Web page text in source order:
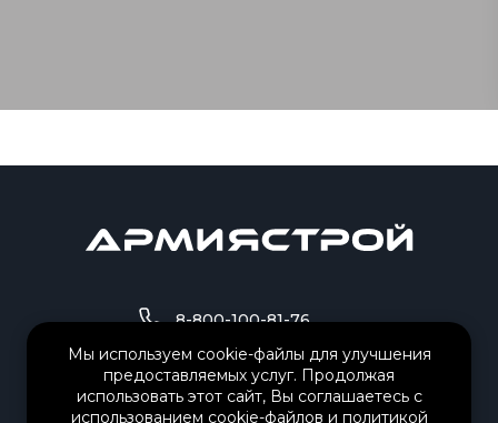
8-800-100-81-76
8-995-503-84-01
Мы используем cookie-файлы для улучшения
предоставляемых услуг. Продолжая
использовать этот сайт, Вы соглашаетесь с
использованием cookie-файлов и политикой